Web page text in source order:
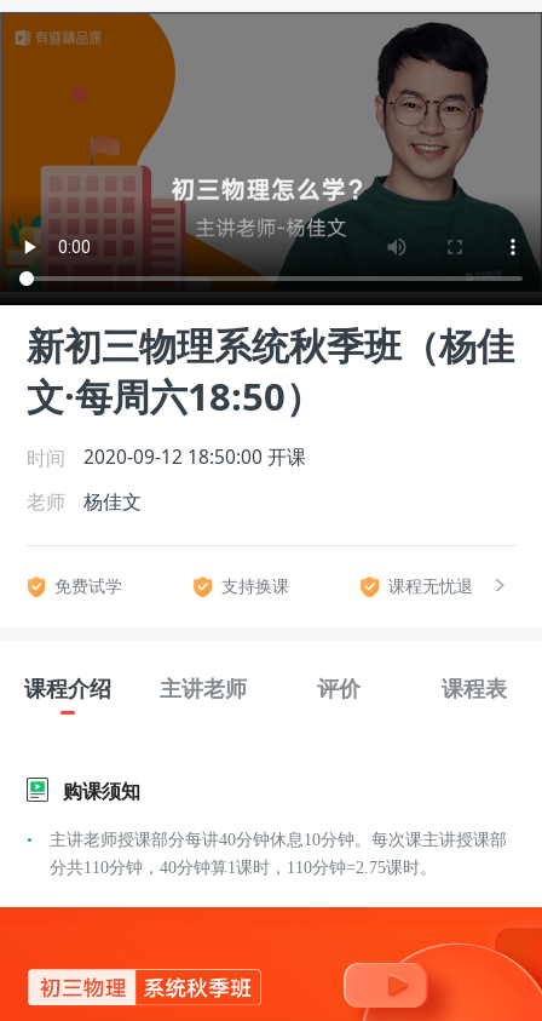
新初三物理系统秋季班（杨佳
文·每周六18:50）
时间 2020-09-12 18:50:00 开课
老师
杨佳文
免费试学 支持换课 课程无忧退
课程介绍 主讲老师 评价 课程表
购课须知
主讲老师授课部分每讲40分钟休息10分钟。每次课主讲授课部
分共110分钟，40分钟算1课时，110分钟=2.75课时。